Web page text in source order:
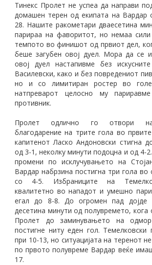
Тинекс Пролет не успеа да направи
домашен терен од екипата на Вардар
28. Нашите ракометари дваесетина
парираа на фаворитот, но немаа
темпото во финишот од првиот дел,
беше загубен овој дуел. Мора да се
овој дуел настапивме без
Василевски, како и без повредениот
но и со лимитиран ростер во
натпреварот целосно му
противник.
Пролет одлично го отвори
благодарение на трите гола во
капитенот Ласко Андоновски стигна
од 3-1, неколку минути подоцна и од 4-
промени по исклучувањето на
Вардар набрзина постигна три гола во
со 4-5. Избраниците на
квалитетно во нападот и умешно
егал до 8-8. До огромен пад дојде
десетина минути од полувремето, кога
Пролет до заминувањето на
постигне ниту еден гол. Темелковски
при 10-13, но ситуацијата на теренот
по првото полувреме Вардар веќе
17.